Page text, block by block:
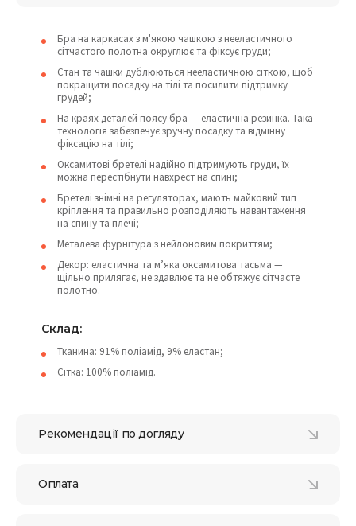
Бра на каркасах з м'якою чашкою з нееластичного
сітчастого полотна округлює та фіксує груди;
Стан та чашки дублюються нееластичною сіткою, щоб
покращити посадку на тілі та посилити підтримку
грудей;
На краях деталей поясу бра — еластична резинка. Така
технологія забезпечує зручну посадку та відмінну
фіксацію на тілі;
Оксамитові бретелі надійно підтримують груди, їх
можна перестібнути навхрест на спині;
Бретелі знімні на регуляторах, мають майковий тип
кріплення та правильно розподіляють навантаження
на спину та плечі;
Металева фурнітура з нейлоновим покриттям;
Декор: еластична та м’яка оксамитова тасьма —
щільно прилягає, не здавлює та не обтяжує сітчасте
полотно.
Склад:
Тканина: 91% поліамід, 9% еластан;
Сітка: 100% поліамід.
Рекомендації по догляду
Оплата